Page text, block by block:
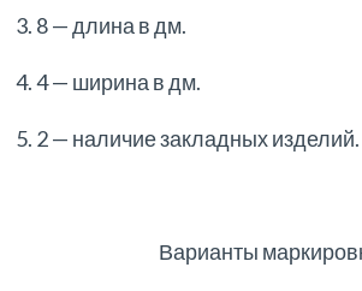
3. 8 — длина в дм.
4. 4 — ширина в дм.
5. 2 — наличие закладных изделий.
Варианты